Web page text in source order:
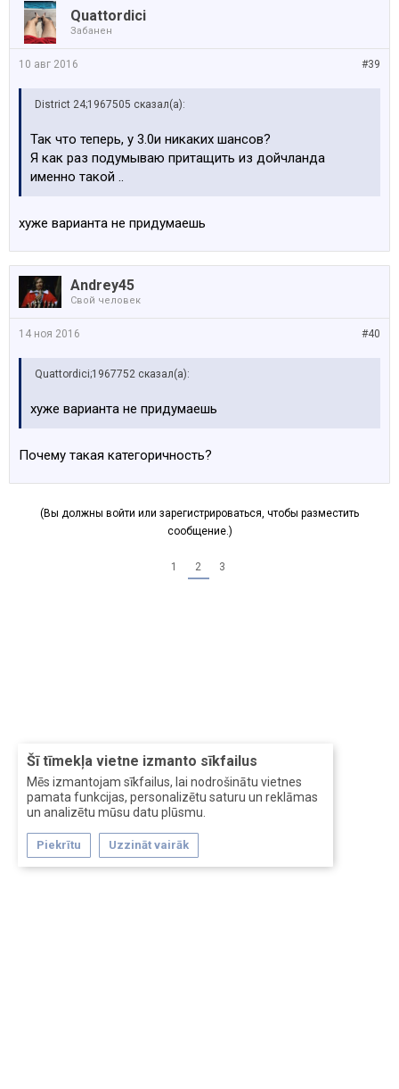
Šī tīmekļa vietne izmanto sīkfailus
Mēs izmantojam sīkfailus, lai nodrošinātu vietnes
pamata funkcijas, personalizētu saturu un reklāmas
un analizētu mūsu datu plūsmu.
Piekrītu Uzzināt vairāk
Quattordici
Забанен
#39
10 авг 2016
District 24;1967505 сказал(а):
Так что теперь, у 3.0и никаких шансов?
Я как раз подумываю притащить из дойчланда
именно такой ..
хуже варианта не придумаешь
Andrey45
Свой человек
#40
14 ноя 2016
Quattordici;1967752 сказал(а):
хуже варианта не придумаешь
Почему такая категоричность?
(Вы должны войти или зарегистрироваться, чтобы разместить
сообщение.)
1 2 3